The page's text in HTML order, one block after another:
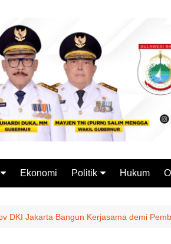
Ekonomi Politik
Pemilu
Hukum
DKI Jakarta Bangun Kerjasama demi